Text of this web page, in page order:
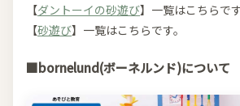
【ダントーイの砂遊び】一覧はこちらです
【砂遊び】一覧はこちらです。
■bornelund(ボーネルンド)について